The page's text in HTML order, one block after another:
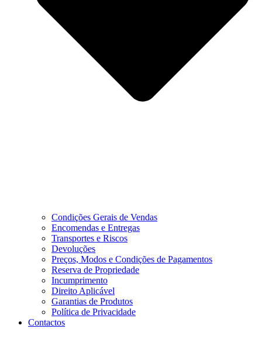
Condições Gerais de Vendas
Encomendas e Entregas
Transportes e Riscos
Devoluções
Preços, Modos e Condições de Pagamentos
Reserva de Propriedade
Incumprimento
Direito Aplicável
Garantias de Produtos
Política de Privacidade
Contactos